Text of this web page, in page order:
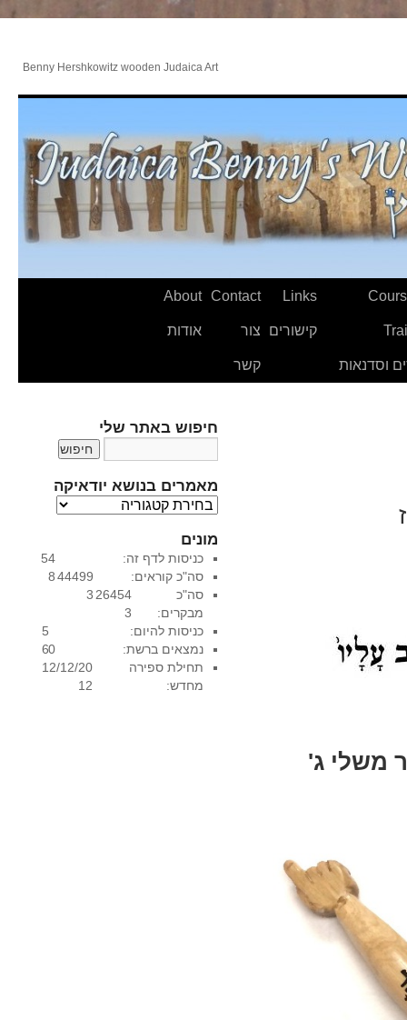
Benny Hershkowitz wooden Judaica Art
וסדנאות
Links
קישורים
Contact
צור
קשר
About
אודות
משלי ג'
חיפוש באתר שלי
מאמרים בנושא יודאיקה
מ
מ
ר
י
ם
נ
ו
ש
מונים
54
8
כניסות לדף זה:
44499
3
סה"כ קוראים:
26454
3
סה"כ
מבקרים:
5
6
כניסות להיום:
0
נמצאים ברשת:
12/12/20
12
תחילת ספירה
מחדש: